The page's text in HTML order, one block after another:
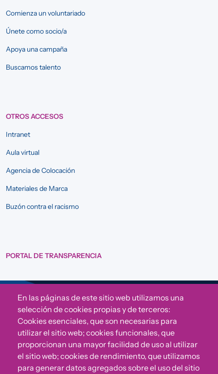
Comienza un voluntariado
Únete como socio/a
Apoya una campaña
Buscamos talento
OTROS ACCESOS
Intranet
Aula virtual
Agencia de Colocación
Materiales de Marca
Buzón contra el racismo
PORTAL DE TRANSPARENCIA
Sigue a Comunidad CONVIVE
En las páginas de este sitio web utilizamos una
selección de cookies propias y de terceros:
Cookies esenciales, que son necesarias para
utilizar el sitio web; cookies funcionales, que
proporcionan una mayor facilidad de uso al utilizar
el sitio web; cookies de rendimiento, que utilizamos
para generar datos agregados sobre el uso del sitio